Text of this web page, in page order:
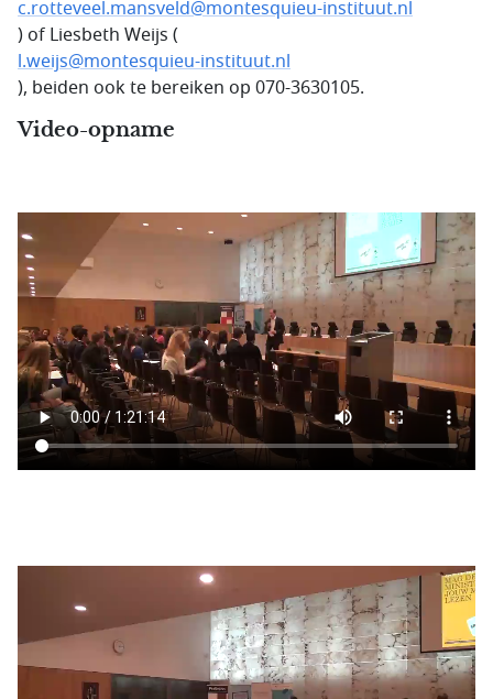
c.rotteveel.mansveld@montesquieu-instituut.nl
) of Liesbeth Weijs (
l.weijs@montesquieu-instituut.nl
), beiden ook te bereiken op 070-3630105.
Video-opname
Filmbestand